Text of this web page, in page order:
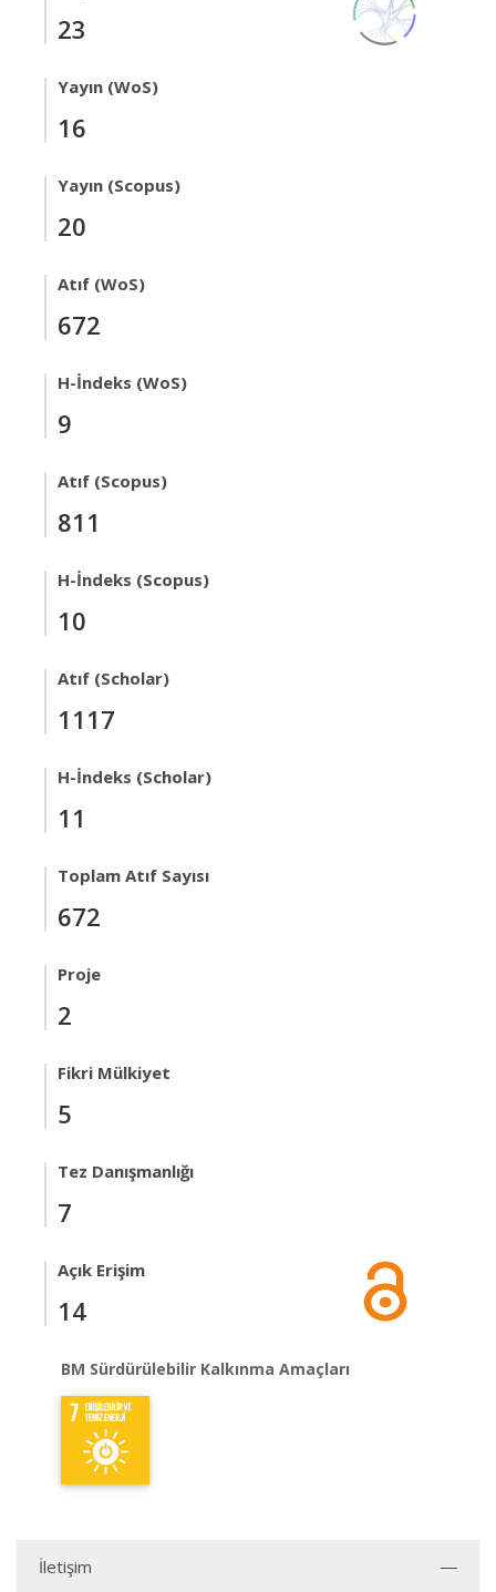
23
Yayın (WoS)
16
Yayın (Scopus)
20
Atıf (WoS)
672
H-İndeks (WoS)
9
Atıf (Scopus)
811
H-İndeks (Scopus)
10
Atıf (Scholar)
1117
H-İndeks (Scholar)
11
Toplam Atıf Sayısı
672
Proje
2
Fikri Mülkiyet
5
Tez Danışmanlığı
7
Açık Erişim
14
BM Sürdürülebilir Kalkınma Amaçları
İletişim